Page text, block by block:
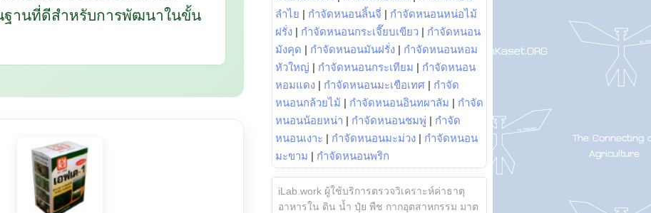
นฐานที่ดีสำหรับการพัฒนาในขั้น
ลำไย | กำจัดหนอนลิ้นจี่ | กำจัดหนอนหน่อไม้
ฝรั่ง | กำจัดหนอนกระเจี๊ยบเขียว | กำจัดหนอน
มังคุด | กำจัดหนอนมันฝรั่ง | กำจัดหนอนหอม
หัวใหญ่ | กำจัดหนอนกระเทียม | กำจัดหนอน
หอมแดง | กำจัดหนอนมะเขือเทศ | กำจัด
หนอนกล้วยไม้ | กำจัดหนอนอินทผาลัม | กำจัด
หนอนน้อยหน่า | กำจัดหนอนชมพู่ | กำจัด
หนอนเงาะ | กำจัดหนอนมะม่วง | กำจัดหนอน
มะขาม | กำจัดหนอนพริก
iLab.work ผู้ใช้บริการตรวจวิเคราะห์ค่าธาตุ
อาหารใน ดิน น้ำ ปุ๋ย พืช กากอุตสาหกรรม มาต